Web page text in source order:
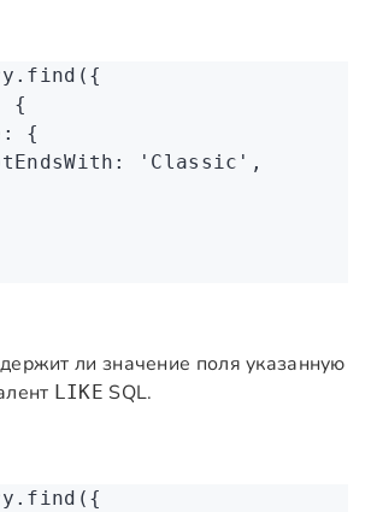
.find ({
{
:
{
: 'Classic' ,
ли значение поля указанную
LIKE SQL.
.find ({